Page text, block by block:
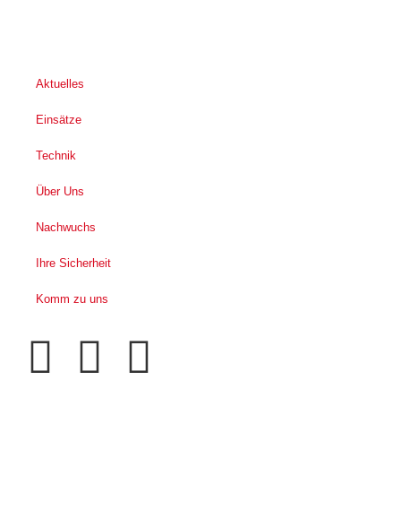
Aktuelles
Einsätze
Technik
Über Uns
Nachwuchs
Ihre Sicherheit
Komm zu uns